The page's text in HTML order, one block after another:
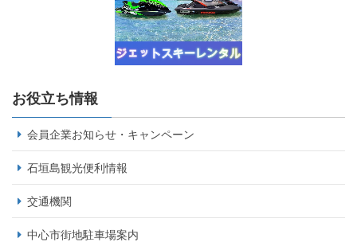
お役立ち情報
会員企業お知らせ・キャンペーン
石垣島観光便利情報
交通機関
中心市街地駐車場案内